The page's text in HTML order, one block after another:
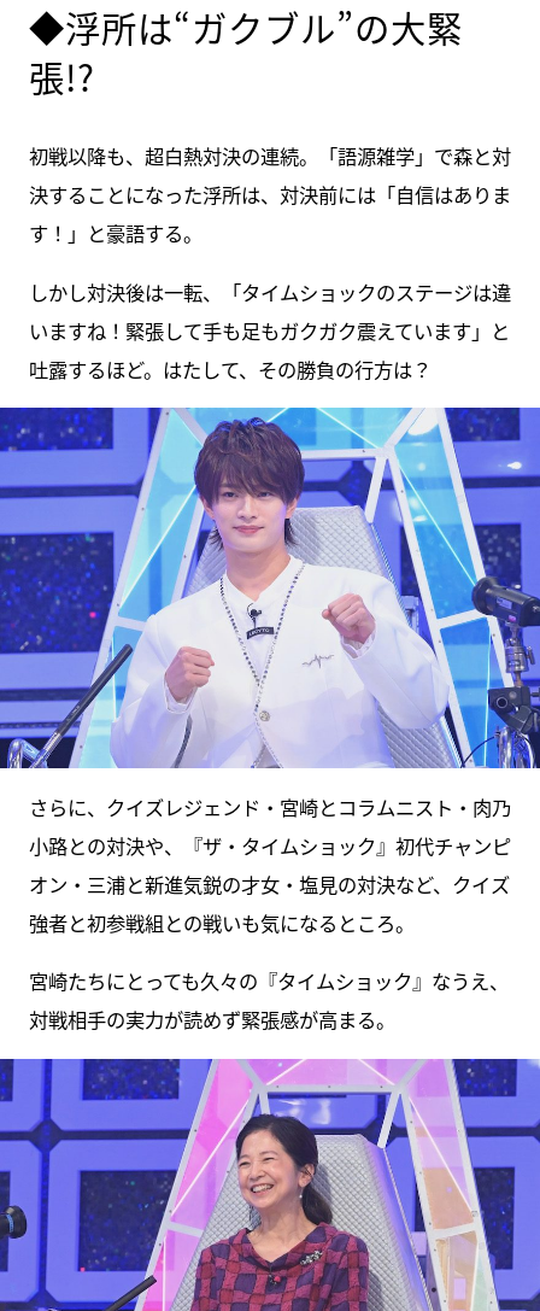
◆浮所は“ガクブル”の大緊
張!?
初戦以降も、超白熱対決の連続。「語源雑学」で森と対
決することになった浮所は、対決前には「自信はありま
す！」と豪語する。
しかし対決後は一転、「タイムショックのステージは違
いますね！緊張して手も足もガクガク震えています」と
吐露するほど。はたして、その勝負の行方は？
さらに、クイズレジェンド・宮崎とコラムニスト・肉乃
小路との対決や、『ザ・タイムショック』初代チャンピ
オン・三浦と新進気鋭の才女・塩見の対決など、クイズ
強者と初参戦組との戦いも気になるところ。
宮崎たちにとっても久々の『タイムショック』なうえ、
対戦相手の実力が読めず緊張感が高まる。